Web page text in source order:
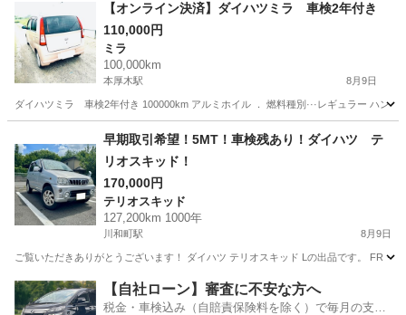
【オンライン決済】ダイハツミラ 車検2年付き
110,000円
ミラ
100,000km
本厚木駅 8月9日
ダイハツミラ 車検2年付き 100000km アルミホイル ． 燃料種別···レギュラー ハンド
本厚木駅 ダイハツミラ
早期取引希望！5MT！車検残あり！ダイハツ テ
リオスキッド！
170,000円
テリオスキッド
127,200km 1000年
川和町駅 8月9日
ご覧いただきありがとうございます！ ダイハツ テリオスキッド Lの出品です。 FR・
神奈川 横浜市 川和町駅 テリオスキッド
【自社ローン】審査に不安な方へ
税金・車検込み（自賠責保険料を除く）で毎月の支払